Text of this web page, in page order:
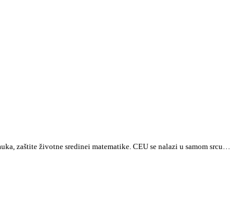
zaštite životne sredinei matematike. CEU se nalazi u samom srcu…